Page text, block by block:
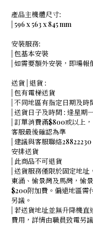
產品主機體尺寸:
| 596 x 563 x 845 mm
安裝服務:
| 包基本安裝
| 如需要額外安裝，即場報
送貨 | 退貨 :
| 包有電梯送貨
| 不同地區有指定日期及時
| 送貨日子及時間 : 逢星期
| 訂單消費滿$800或以上
客服最後確認為準
| 建議與客服聯絡
安排送貨
| 此商品不可退貨
| 送貨服務僅限於固定地
東涌、愉景灣及馬灣，愉
$200附加費。偏遠地區需
另議。
| 若送貨地址並無升降機
費用，詳情由職員致電另議